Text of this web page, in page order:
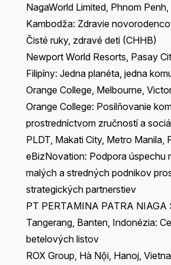
NagaWorld Limited, Phnom Penh,
Kambodža: Zdravie
Čisté ruky, zdravé deti (CHHB)
Newport World Resorts, Pasay
Filipíny: Jedna planéta, jedna
Orange College, Melbourne,
Orange College: Posilňovanie
prostredníctvom zručností a
PLDT, Makati City, Metro Manila,
eBizNovation: Podpora úspechu
malých a stredných podnikov
strategických partnerstiev
PT PERTAMINA PATRA NIAGA
Tangerang, Banten, Indonézia:
betelových listov
ROX Group, Hà Nội, Hanoj,